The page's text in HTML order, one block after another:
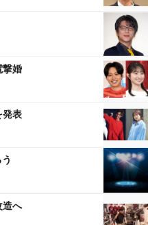
撃婚
発表
造へ